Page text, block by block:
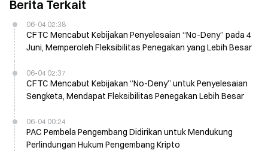
Berita Terkait
06-04 02:38
CFTC Mencabut Kebijakan Penyelesaian “No-Deny” pada 4
Juni, Memperoleh Fleksibilitas Penegakan yang Lebih Besar
06-04 02:37
CFTC Mencabut Kebijakan “No-Deny” untuk Penyelesaian
Sengketa, Mendapat Fleksibilitas Penegakan Lebih Besar
06-04 00:24
PAC Pembela Pengembang Didirikan untuk Mendukung
Perlindungan Hukum Pengembang Kripto